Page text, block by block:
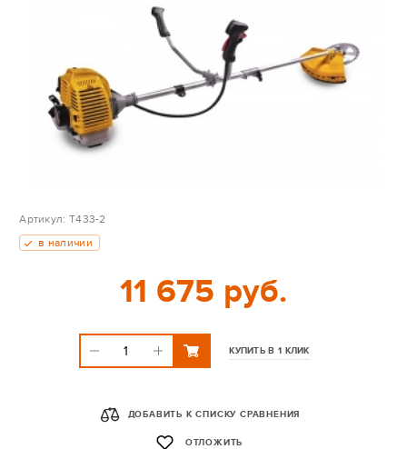
Артикул: T433-2
в наличии
11 675 руб.
КУПИТЬ В 1 КЛИК
ДОБАВИТЬ К СПИСКУ СРАВНЕНИЯ
ОТЛОЖИТЬ